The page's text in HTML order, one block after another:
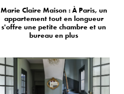
Marie Claire Maison : À Paris, un
appartement tout en longueur
s'offre une petite chambre et un
bureau en plus